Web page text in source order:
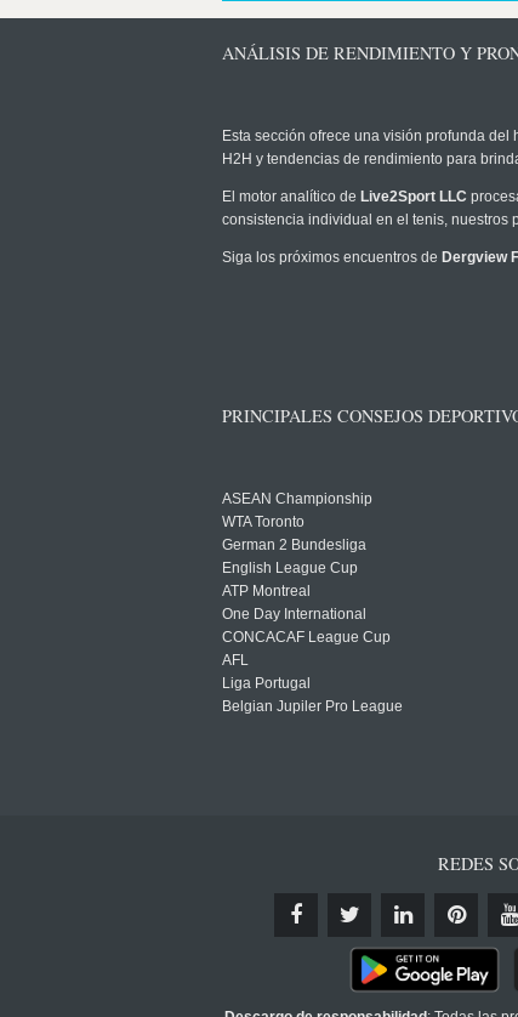
ANÁLISIS DE RENDIMIENTO Y
Esta sección ofrece una visión profunda
H2H y tendencias de rendimiento para
El motor analítico de Live2Sport LLC
consistencia individual en el tenis, nuestros
Siga los próximos encuentros de Dergview
PRINCIPALES CONSEJOS
ASEAN Championship
WTA Toronto
German 2 Bundesliga
English League Cup
ATP Montreal
One Day International
CONCACAF League Cup
AFL
Liga Portugal
Belgian Jupiler Pro League
REDES